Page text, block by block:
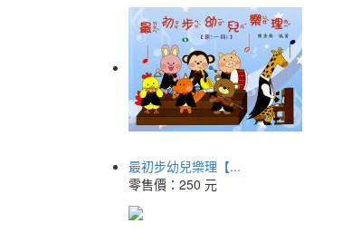
最初步幼兒樂理【...
零售價： 250 元